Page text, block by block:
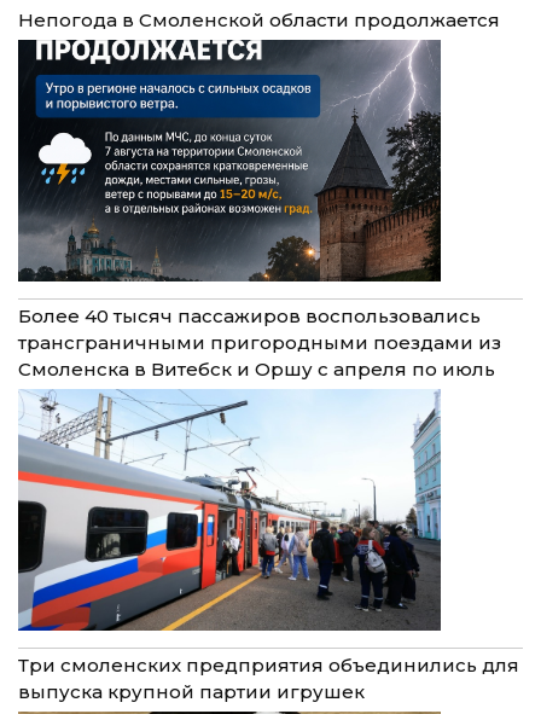
Непогода в Смоленской области продолжается
Более 40 тысяч пассажиров воспользовались
трансграничными пригородными поездами из
Смоленска в Витебск и Оршу с апреля по июль
Три смоленских предприятия объединились для
выпуска крупной партии игрушек